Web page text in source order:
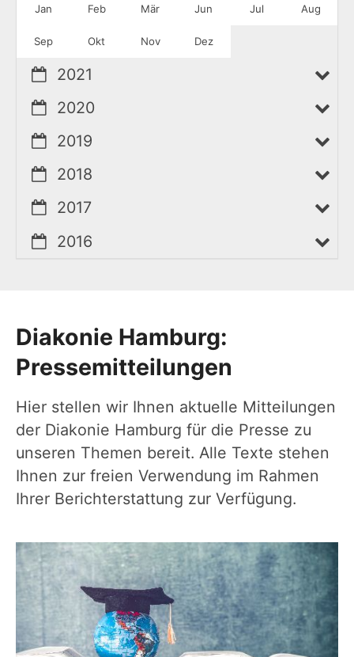
Diakonie Hamburg:
Pressemitteilungen
Hier stellen wir Ihnen aktuelle Mitteilungen
der Diakonie Hamburg für die Presse zu
unseren Themen bereit. Alle Texte stehen
Ihnen zur freien Verwendung im Rahmen
Ihrer Berichterstattung zur Verfügung.
Jan Feb Mär Jun Jul Aug
Sep Okt Nov Dez
2021
2020
2019
2018
2017
2016